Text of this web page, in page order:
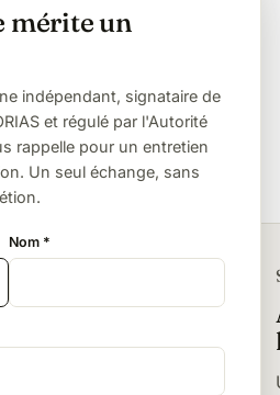
succession
en réduisant
mérite un
indépendant, signataire de
et régulé par l'Autorité
rappelle pour un entretien
Un seul échange, sans
Nom *